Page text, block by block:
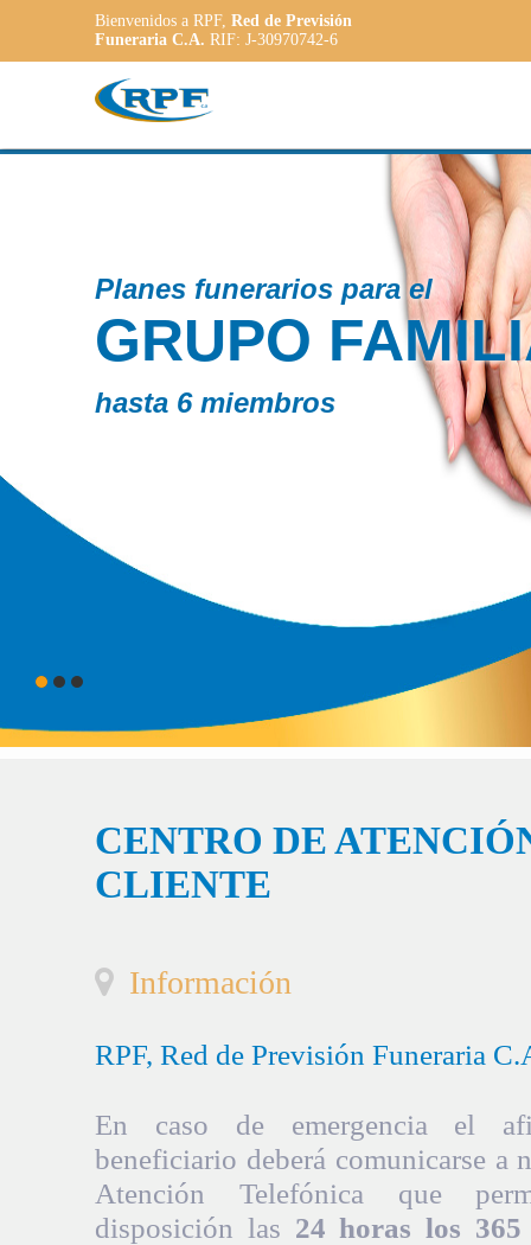
Bienvenidos a RPF, Red de Previsión
Funeraria C.A. RIF: J-30970742-6
a
CENTRO DE
CLIENTE
Información
RPF, Red de Previsión Funeraria
En caso de emergencia el
beneficiario deberá comunicarse a
Atención Telefónica que
disposición las 24 horas los